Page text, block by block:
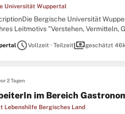
Universität Wuppertal
Bergische Universität
Leitmotivs "Verstehen,
scheduleVollzeit · Teilzeitpaymentsgeschätzt
2 Tagen
im Bereich
Lebenshilfe Bergisches Land